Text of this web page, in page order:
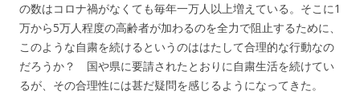
の数はコロナ禍がなくても毎年一万人以上増えている。そこに1
万から5万人程度の高齢者が加わるのを全力で阻止するために、
このような自粛を続けるというのははたして合理的な行動なの
だろうか？ 国や県に要請されたとおりに自粛生活を続けてい
るが、その合理性には甚だ疑問を感じるようになってきた。